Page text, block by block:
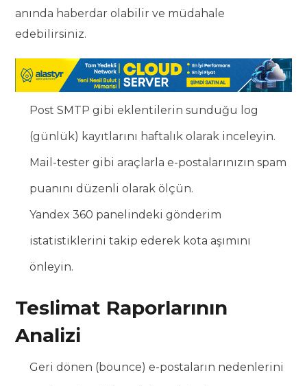
anında haberdar olabilir ve müdahale
edebilirsiniz.
Post SMTP gibi eklentilerin sunduğu log
(günlük) kayıtlarını haftalık olarak inceleyin.
Mail-tester gibi araçlarla e-postalarınızın spam
puanını düzenli olarak ölçün.
Yandex 360 panelindeki gönderim
istatistiklerini takip ederek kota aşımını
önleyin.
Teslimat Raporlarının
Analizi
Geri dönen (bounce) e-postaların nedenlerini